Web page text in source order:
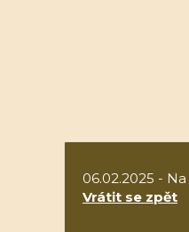
06.02.2025 -
Vrátit se zpět